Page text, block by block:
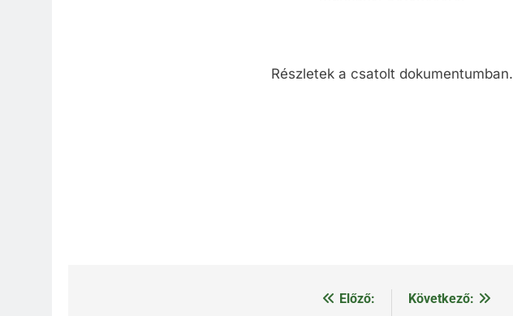
Részletek a csatolt dokumentumban.
Előző:
Következő: